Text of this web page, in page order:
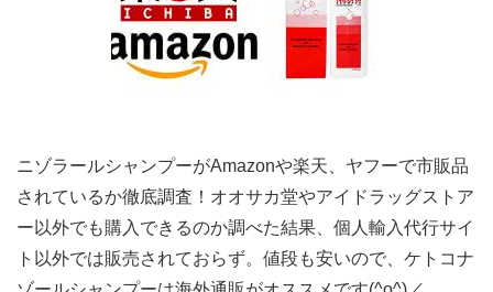
ニゾラールシャンプーがAmazonや楽天、ヤフーで市販品
されているか徹底調査！オオサカ堂やアイドラッグストア
ー以外でも購入できるのか調べた結果、個人輸入代行サイ
ト以外では販売されておらず。値段も安いので、ケトコナ